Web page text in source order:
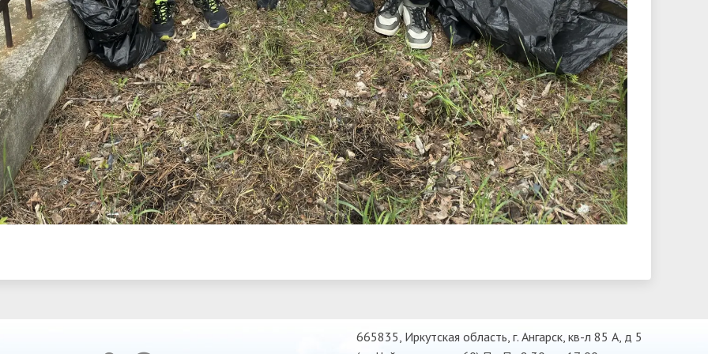
665835, Иркутская область, г. Ангарск, кв-л 85 А, д 5